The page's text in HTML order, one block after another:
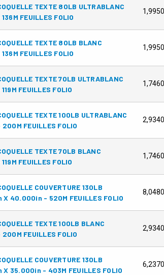
TEXTE 80LB ULTRABLANC
FEUILLES FOLIO
TEXTE 80LB BLANC
FEUILLES FOLIO
TEXTE 70LB ULTRABLANC
FEUILLES FOLIO
TEXTE 100LB ULTRABLANC
FEUILLES FOLIO
TEXTE 70LB BLANC
FEUILLES FOLIO
COUVERTURE 130LB
X 40.000in - 520M FEUILLES FOLIO
TEXTE 100LB BLANC
FEUILLES FOLIO
COUVERTURE 130LB
X 35.000in - 403M FEUILLES FOLIO